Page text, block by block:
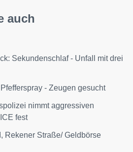
auch
Sekundenschlaf - Unfall mit drei
- Zeugen gesucht
nimmt aggressiven
fest
Rekener Straße/ Geldbörse